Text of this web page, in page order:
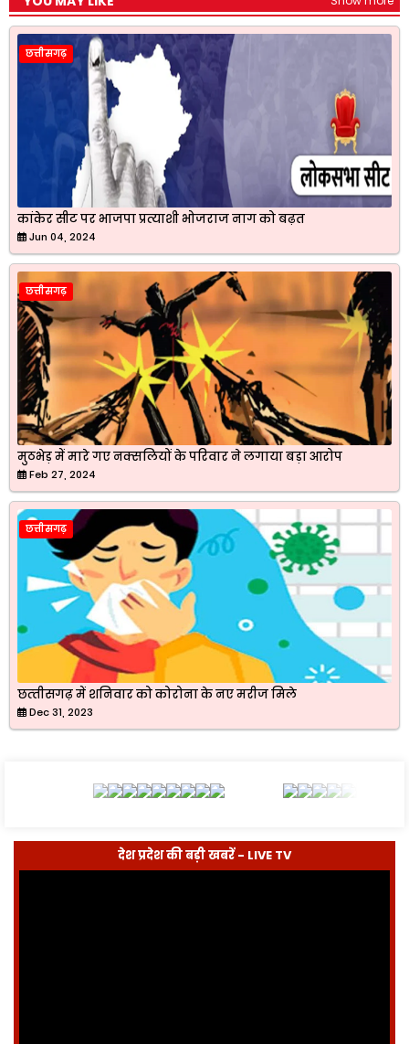
छत्तीसगढ़
कांकेर सीट पर भाजपा प्रत्याशी भोजराज नाग को बढ़त
Jun 04, 2024
छत्तीसगढ़
मुठभेड़ में मारे गए नक्सलियों के परिवार ने लगाया बड़ा आरोप
Feb 27, 2024
छत्तीसगढ़
छत्‍तीसगढ़ में शनिवार को कोरोना के नए मरीज मिले
Dec 31, 2023
देश प्रदेश की बड़ी खबरें - LIVE TV